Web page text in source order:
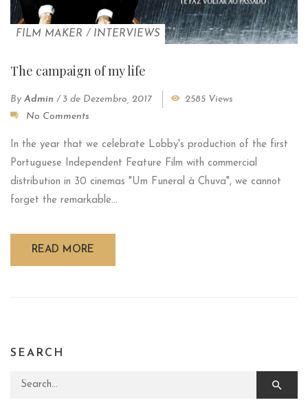
FILM MAKER / INTERVIEWS
The campaign of my life
By Admin / 3 de Dezembro, 2017
2585 Views
No Comments
In the year that we celebrate Lobby's production of the first
Portuguese Independent Feature Film with commercial
distribution in 30 cinemas "Um Funeral à Chuva", we cannot
forget the remarkable...
READ MORE
SEARCH
Search for: